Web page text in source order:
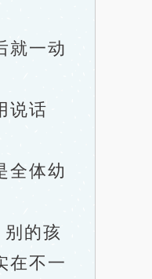
就一动
说话
全体幼
的孩
在不一